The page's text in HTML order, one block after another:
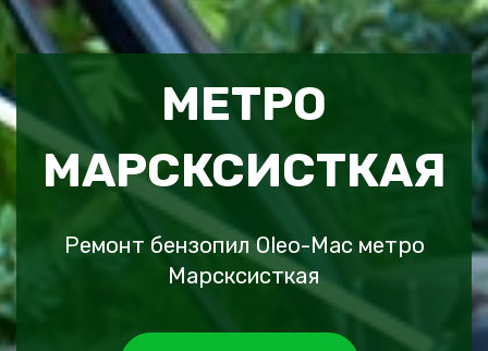
МЕТРО
МАРСКСИСТКАЯ
Ремонт бензопил Oleo-Mac метро
Марсксисткая